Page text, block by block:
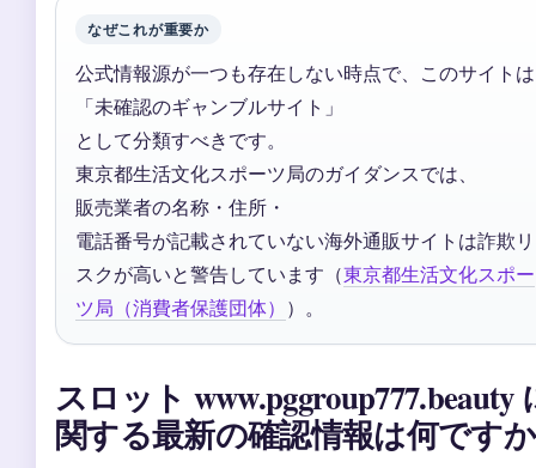
なぜこれが重要か
公式情報源が一つも存在しない時点で、このサイトは
「未確認のギャンブルサイト」
として分類すべきです。
東京都生活文化スポーツ局のガイダンスでは、
販売業者の名称・住所・
電話番号が記載されていない海外通販サイトは詐欺リ
スクが高いと警告しています（東京都生活文化スポー
ツ局（消費者保護団体） ）。
スロット www.pggroup777.beauty
関する最新の確認情報は何です